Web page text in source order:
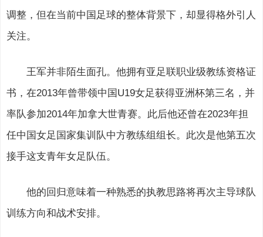
调整，但在当前中国足球的整体背景下，却显得格外引人
关注。
王军并非陌生面孔。他拥有亚足联职业级教练资格证
书，在2013年曾带领中国U19女足获得亚洲杯第三名，并
率队参加2014年加拿大世青赛。此后他还曾在2023年担
任中国女足国家集训队中方教练组组长。此次是他第五次
接手这支青年女足队伍。
他的回归意味着一种熟悉的执教思路将再次主导球队
训练方向和战术安排。